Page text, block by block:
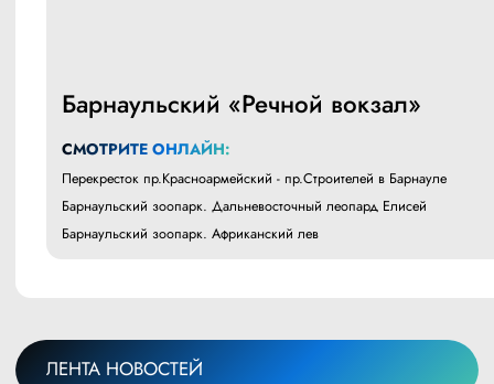
Барнаульский «Речной вокзал»
СМОТРИТЕ ОНЛАЙН:
Перекресток пр.Красноармейский - пр.Строителей в Барнауле
Барнаульский зоопарк. Дальневосточный леопард Елисей
Барнаульский зоопарк. Африканский лев
ЛЕНТА НОВОСТЕЙ